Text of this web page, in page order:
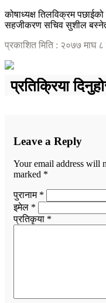
कोषाध्यक्ष तिलविक्रम
सहजीकरण सचिव सुशील
प्रकाशित मिति : २०७७ माघ ८
प्रतिक्रिया
Leave a Reply
Your email address will
marked *
पुरानाम *
इमेल *
प्रतिकृया *